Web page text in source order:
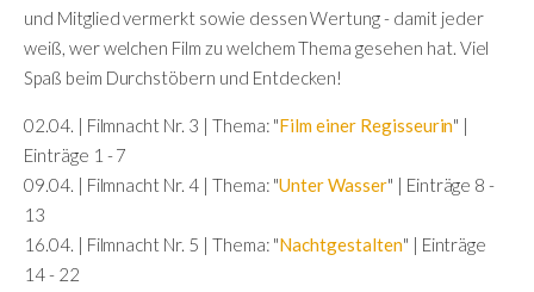
und Mitglied vermerkt sowie dessen Wertung - damit jeder
weiß, wer welchen Film zu welchem Thema gesehen hat. Viel
Spaß beim Durchstöbern und Entdecken!
02.04. | Filmnacht Nr. 3 | Thema: "Film einer Regisseurin" |
Einträge 1 - 7
09.04. | Filmnacht Nr. 4 | Thema: "Unter Wasser" | Einträge 8 -
13
16.04. | Filmnacht Nr. 5 | Thema: "Nachtgestalten" | Einträge
14 - 22